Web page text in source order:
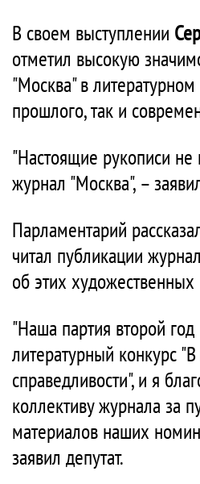
В своем выступлении
отметил высокую
"Москва" в
прошлого, так и
"Настоящие рукописи не
журнал "Москва", –
Парламентарий
читал публикации
об этих художественных
"Наша партия второй год
литературный конкурс
справедливости", и я
коллективу журнала за
материалов наших
заявил депутат.